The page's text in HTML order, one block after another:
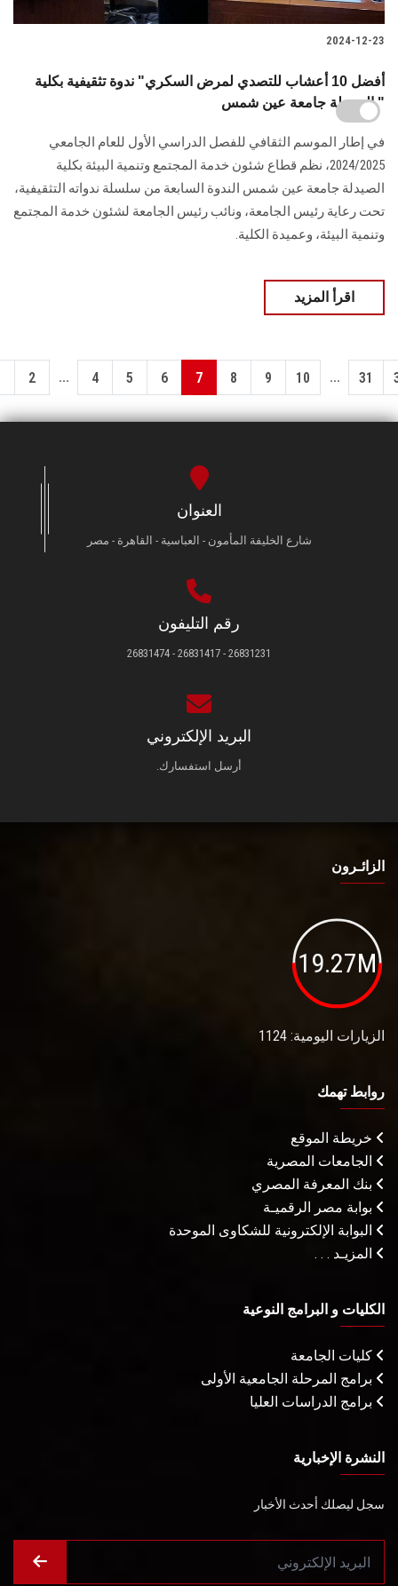
2024-12-23
أفضل 10 أعشاب للتصدي لمرض السكري" ندوة تثقيفية بكلية
الصيدلة جامعة عين شمس "
في إطار الموسم الثقافي للفصل الدراسي الأول للعام الجامعي
2024/2025، نظم قطاع شئون خدمة المجتمع وتنمية البيئة بكلية
الصيدلة جامعة عين شمس الندوة السابعة من سلسلة ندواته التثقيفية،
تحت رعاية رئيس الجامعة، ونائب رئيس الجامعة لشئون خدمة المجتمع
وتنمية البيئة، وعميدة الكلية.
اقرأ المزيد
2 ... 4 5 6 7 8 9 10 ... 31
العنوان
شارع الخليفة المأمون - العباسية - القاهرة - مصر
رقم التليفون
26831231 - 26831417 - 26831474
البريد الإلكتروني
أرسل استفسارك.
الزائـرون
19.27M
الزيارات اليومية: 1124
روابط تهمك
خريطة الموقع
الجامعات المصرية
بنك المعرفة المصري
بوابة مصر الرقميـة
البوابة الإلكترونية للشكاوى الموحدة
المزيـد . . .
الكليات و البرامج النوعية
كليات الجامعة
برامج المرحلة الجامعية الأولى
برامج الدراسات العليا
النشرة الإخبارية
سجل ليصلك أحدث الأخبار